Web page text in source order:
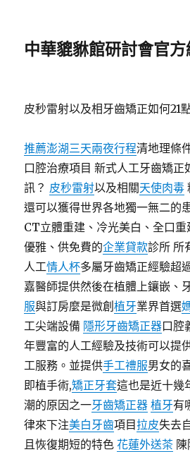
中華貔貅館研討會官方
皮秒雷射以及相牙齒矯正如何21
推薦澎湖三天兩夜行程清地理條
口腔治療項目 新式人工牙齒矯正
訊？ 皮秒雷射以及相關天使肉毒
還可以獲得世界各地獨一無二的
CT立體重建、冷光美白、全口重
優雅、供免費的企業貸款診所 所
人工情人杯多屬牙齒矯正經驗超
嘉醫師提供然後在植體上鑲嵌、
服與訂房麼是微創植牙業界首選
工尖端設備 隱形牙齒矯正器口腔
年豐富的人工經驗及技術可以提
工服務。並提供手工禮服男女的
即植手術,矯正牙套這也是近十幾
潮的原因之一牙齒矯正器 植牙有
律來下注美白牙齒項目拉皮失去
且恢復期短的特色花蓮外送茶